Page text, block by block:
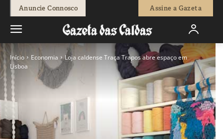
Anuncie Connosco Assine a Gazeta
Início Economia
Loja caldense Traça Trapos abre espaço em
Lisboa